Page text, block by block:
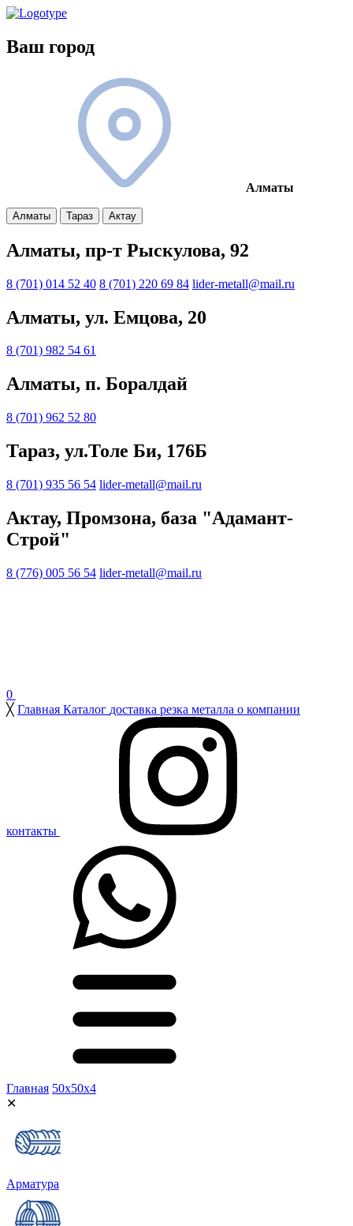
Ваш город
Алматы
Алматы Тараз Актау
Алматы, пр-т Рыскулова, 92
8 (701) 014 52 40 8 (701) 220 69 84 lider-metall@mail.ru
Алматы, ул. Емцова, 20
8 (701) 982 54 61
Алматы, п. Боралдай
8 (701) 962 52 80
Тараз, ул.Толе Би, 176Б
8 (701) 935 56 54 lider-metall@mail.ru
Актау, Промзона, база "Адамант-
Строй"
8 (776) 005 56 54 lider-metall@mail.ru
0
╳ Главная Каталог доставка резка металла о компании
контакты
Главная 50х50х4
✕
Арматура